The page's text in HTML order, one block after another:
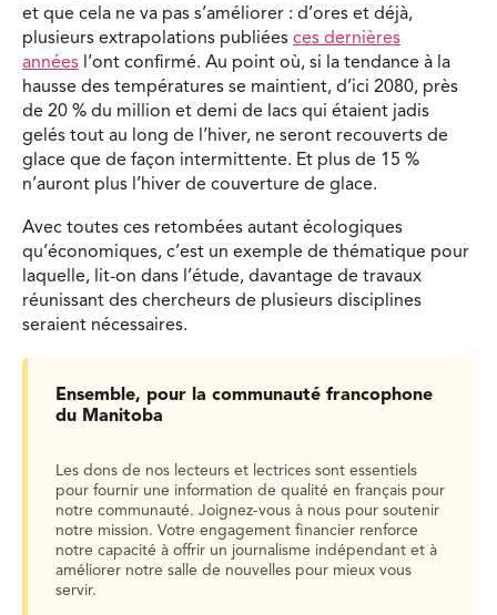
et que cela ne va pas s’améliorer : d’ores et déjà,
plusieurs extrapolations publiées ces dernières
années l’ont confirmé. Au point où, si la tendance à la
hausse des températures se maintient, d’ici 2080, près
de 20 % du million et demi de lacs qui étaient jadis
gelés tout au long de l’hiver, ne seront recouverts de
glace que de façon intermittente. Et plus de 15 %
n’auront plus l’hiver de couverture de glace.
Avec toutes ces retombées autant écologiques
qu’économiques, c’est un exemple de thématique pour
laquelle, lit-on dans l’étude, davantage de travaux
réunissant des chercheurs de plusieurs disciplines
seraient nécessaires.
Ensemble, pour la communauté francophone
du Manitoba
Les dons de nos lecteurs et lectrices sont essentiels
pour fournir une information de qualité en français pour
notre communauté. Joignez-vous à nous pour soutenir
notre mission. Votre engagement financier renforce
notre capacité à offrir un journalisme indépendant et à
améliorer notre salle de nouvelles pour mieux vous
servir.